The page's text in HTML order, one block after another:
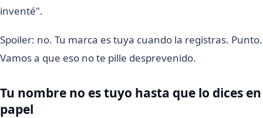
inventé".
Spoiler: no. Tu marca es tuya cuando la registras. Punto.
Vamos a que eso no te pille desprevenido.
Tu nombre no es tuyo hasta que lo dices en
papel